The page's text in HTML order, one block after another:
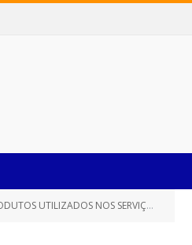
DIAGNÓSTICOS LABORATORIAIS)